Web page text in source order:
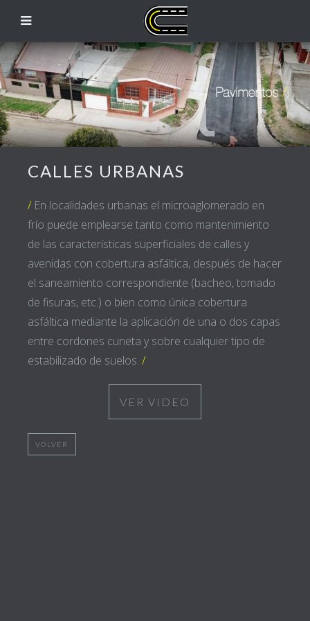
CALLES URBANAS
/ En localidades urbanas el microaglomerado en
frío puede emplearse tanto como mantenimiento
de las características superficiales de calles y
avenidas con cobertura asfáltica, después de hacer
el saneamiento correspondiente (bacheo, tomado
de fisuras, etc.) o bien como única cobertura
asfáltica mediante la aplicación de una o dos capas
entre cordones cuneta y sobre cualquier tipo de
estabilizado de suelos. /
VER VIDEO
VOLVER